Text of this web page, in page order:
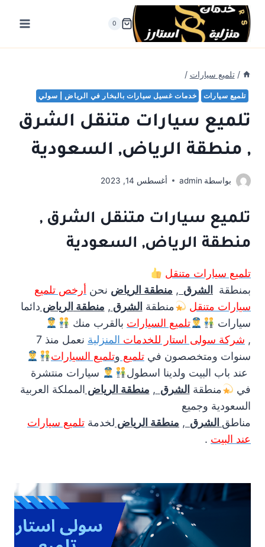
التجاوز
المحتوى
0
/ تلميع سيارات /
تلميع سيارات خدمات غسيل سيارات بالبخار في الرياض | سولي
تلميع سيارات متنقل الشرق
, منطقة الرياض, السعودية
بواسطة admin أغسطس 14, 2023
تلميع سيارات متنقل الشرق ,
منطقة الرياض, السعودية
تلميع سيارات متنقل
بمنطقة
الشرق , منطقة الرياض نحن أرخص تلميع
سيارات متنقل
منطقة الشرق , منطقة الرياض دائما
سيارات
تلميع السيارات بالقرب منك
, شركة سولى استار للخدمات المنزلية
نعمل منذ 7
سنوات ومتخصصون في تلميع وتلميع السيارات
عند باب البيت ولدينا اسطول
سيارات منتشرة
في
منطقة الشرق , منطقة الرياض المملكة العربية
السعودية وجميع
مناطق الشرق , منطقة الرياض لخدمة تلميع سيارات
عند البيت .